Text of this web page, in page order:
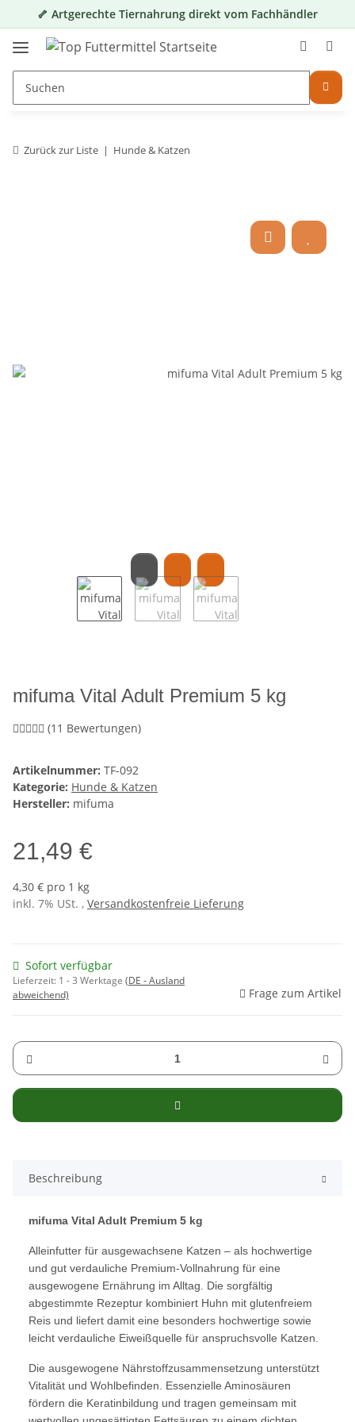
🦴 Artgerechte Tiernahrung direkt vom Fachhändler
Zurück zur Liste Hunde & Katzen
mifuma Vital Adult Premium 5 kg
(11 Bewertungen)
Artikelnummer: TF-092
Kategorie: Hunde & Katzen
Hersteller: mifuma
21,49 €
4,30 € pro 1 kg
inkl. 7% USt. , Versandkostenfreie Lieferung
Sofort verfügbar
Lieferzeit: 1 - 3 Werktage (DE - Ausland
abweichend)
Frage zum Artikel
Beschreibung
mifuma Vital Adult Premium 5 kg
Alleinfutter für ausgewachsene Katzen – als hochwertige
und gut verdauliche Premium-Vollnahrung für eine
ausgewogene Ernährung im Alltag. Die sorgfältig
abgestimmte Rezeptur kombiniert Huhn mit glutenfreiem
Reis und liefert damit eine besonders hochwertige sowie
leicht verdauliche Eiweißquelle für anspruchsvolle Katzen.
Die ausgewogene Nährstoffzusammensetzung unterstützt
Vitalität und Wohlbefinden. Essenzielle Aminosäuren
fördern die Keratinbildung und tragen gemeinsam mit